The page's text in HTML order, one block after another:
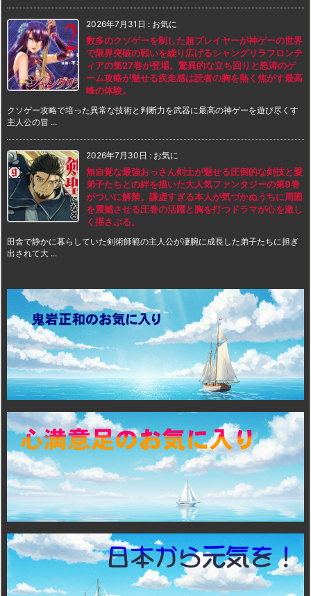
2026年7月31日 : お気に
数多のクソゲーを制した超プレイヤーが神ゲーの世界
で限界突破の戦いを繰り広げるシャングリラフロンテ
ィアの第27巻が登場。驚異的な立ち回りと怒涛のゲ
ーム攻略が魅せる疾走感は読者の胸を熱く焦がす最高
峰の体験。
クソゲー攻略で培った異常な技術と判断力を武器に最高の神ゲーを遊び尽くす
主人公の冒 ...
2026年7月30日 : お気に
無自覚な最強おっさん剣士が魅せる圧倒的な剣技と愛
弟子たちとの絆を描いた大人気ファンタジーの第9巻
がついに解禁。謙虚すぎる本人が気づかぬうちに周囲
を震撼させる圧巻の活躍と胸を打つドラマが心を激し
く揺さぶる。
田舎で静かに暮らしていた剣術師範の主人公が凄腕に成長した弟子たちに担ぎ
出されて大 ...